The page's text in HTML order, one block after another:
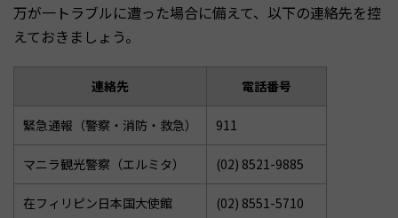
万が一トラブルに遭った場合に備えて、以下の連絡先を控
えておきましょう。
連絡先 電話番号
緊急通報（警察・消防・救急） 911
マニラ観光警察（エルミタ） (02) 8521-9885
在フィリピン日本国大使館 (02) 8551-5710